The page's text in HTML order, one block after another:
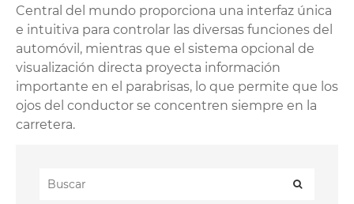
Central del mundo proporciona una interfaz única
e intuitiva para controlar las diversas funciones del
automóvil, mientras que el sistema opcional de
visualización directa proyecta información
importante en el parabrisas, lo que permite que los
ojos del conductor se concentren siempre en la
carretera.